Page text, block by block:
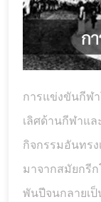
การแข่งขันกีฬ
เลิศด้านกีฬาแ
กิจกรรมอันทร
มาจากสมัยกรี
พันปีจนกลายเ